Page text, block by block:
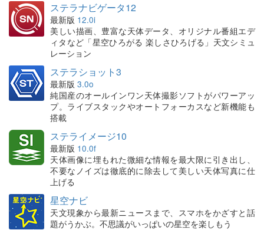
ステラナビゲータ12
最新版 12.0i
美しい描画、豊富な天体データ、オリジナル番組エデ
ィタなど「星空ひろがる 楽しさひろげる」天文シミュ
レーション
ステラショット3
最新版 3.0o
純国産のオールインワン天体撮影ソフトがパワーアッ
プ。ライブスタックやオートフォーカスなど新機能も
搭載
ステライメージ10
最新版 10.0f
天体画像に埋もれた微細な情報を最大限に引き出し、
不要なノイズは徹底的に除去して美しい天体写真に仕
上げる
星空ナビ
天文現象から最新ニュースまで、スマホをかざすと話
題がうかぶ。不思議がいっぱいの星空を楽しもう